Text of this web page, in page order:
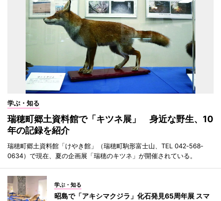
学ぶ・知る
瑞穂町郷土資料館で「キツネ展」 身近な野生、10
年の記録を紹介
瑞穂町郷土資料館「けやき館」（瑞穂町駒形富士山、TEL 042‐568‐
0634）で現在、夏の企画展「瑞穂のキツネ」が開催されている。
学ぶ・知る
昭島で「アキシマクジラ」化石発見65周年展 スマ